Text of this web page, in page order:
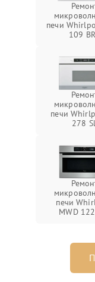
печи
109
печи
278
печи
MWD